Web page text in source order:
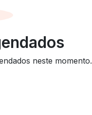
neste momento.